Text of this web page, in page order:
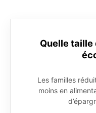
Quelle taille
Les familles
moins en